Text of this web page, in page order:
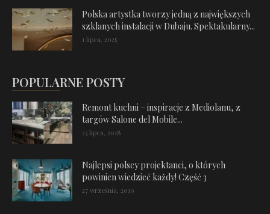
Polska artystka tworzy jedną z największych
szklanych instalacji w Dubaju. Spektakularny...
1 lipca, 2025
POPULARNE POSTY
Remont kuchni – inspiracje z Mediolanu, z
targów Salone del Mobile...
23 lipca, 2018
Najlepsi polscy projektanci, o których
powinien wiedzieć każdy! Część 3
27 września, 2019